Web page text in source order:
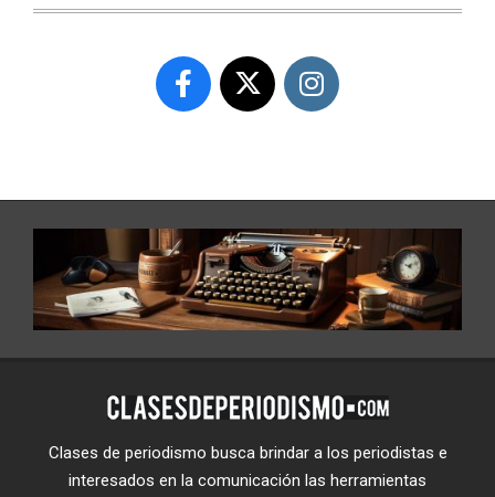
Clases de periodismo busca brindar a los periodistas e
interesados en la comunicación las herramientas